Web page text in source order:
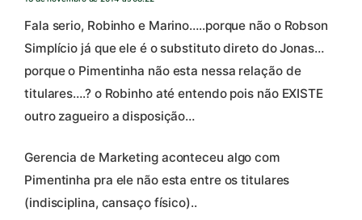
Fala serio, Robinho e Marino…..porque não o Robson
Simplício já que ele é o substituto direto do Jonas…
porque o Pimentinha não esta nessa relação de
titulares….? o Robinho até entendo pois não EXISTE
outro zagueiro a disposição…
Gerencia de Marketing aconteceu algo com
Pimentinha pra ele não esta entre os titulares
(indisciplina, cansaço físico)..